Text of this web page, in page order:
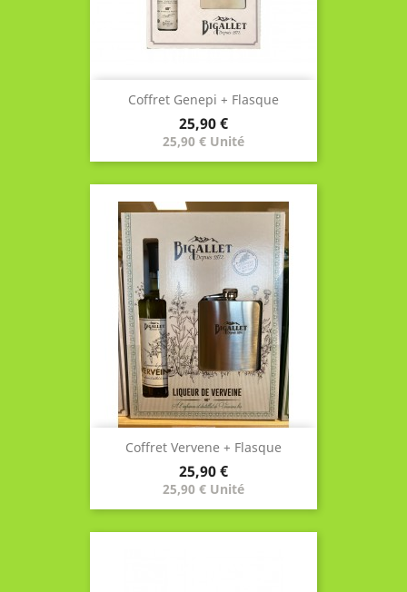
Coffret Genepi + Flasque
Prix
25,90 €
25,90 € Unité
Coffret Vervene + Flasque
Prix
25,90 €
25,90 € Unité